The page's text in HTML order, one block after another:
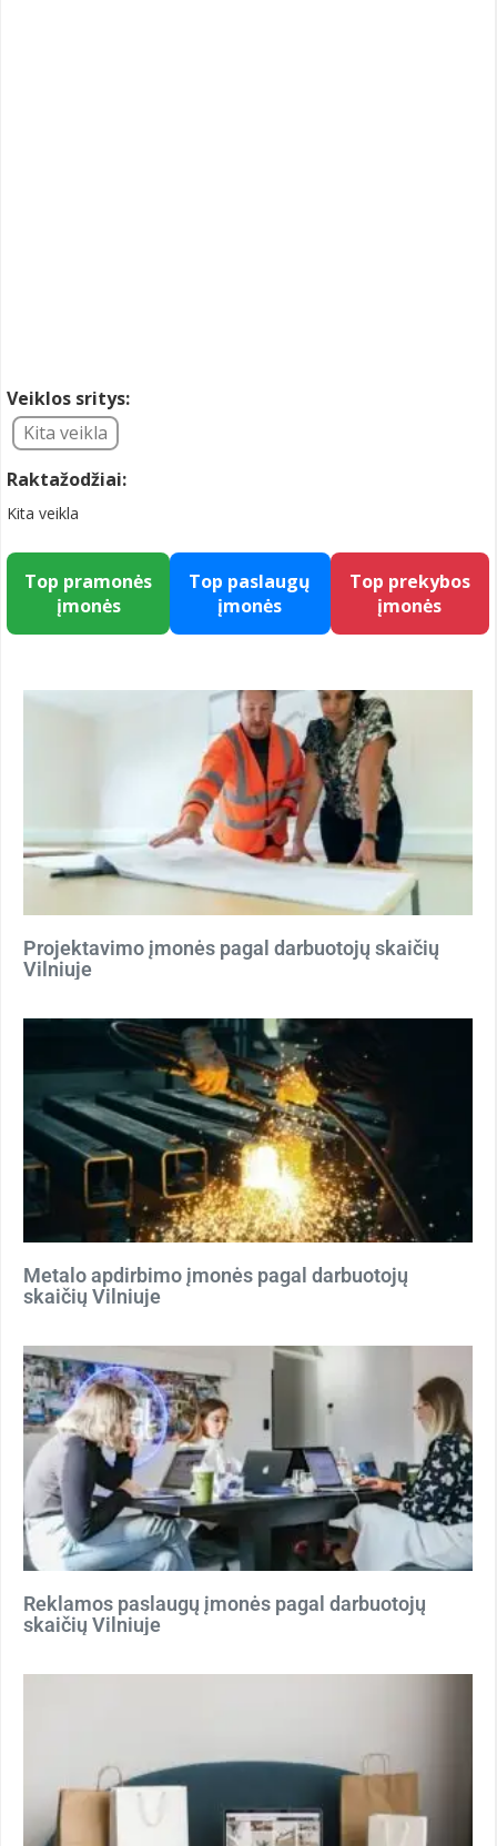
Veiklos sritys:
Kita veikla
Raktažodžiai:
Kita veikla
Top pramonės
įmonės
Top paslaugų
įmonės
Top prekybos
įmonės
Projektavimo įmonės pagal darbuotojų skaičių
Vilniuje
Metalo apdirbimo įmonės pagal darbuotojų
skaičių Vilniuje
Reklamos paslaugų įmonės pagal darbuotojų
skaičių Vilniuje